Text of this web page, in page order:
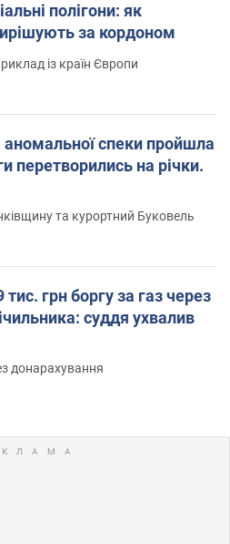
полігони: як
за кордоном
із країн Європи
аномальної спеки пройшла
перетворились на річки.
та курортний Буковель
грн боргу за газ через
суддя ухвалив
донарахування